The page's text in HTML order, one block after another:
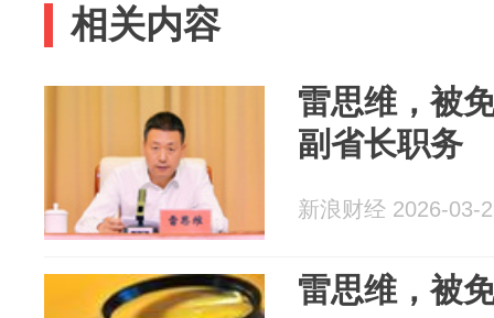
相关内容
雷思维，被
副省长职务
新浪财经 2026-03-
雷思维，被